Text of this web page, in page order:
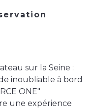
sur la Seine :
inoubliable à bord
ONE"
une expérience